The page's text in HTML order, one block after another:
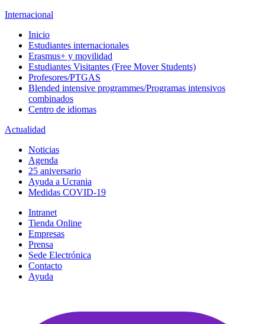
Internacional
Inicio
Estudiantes internacionales
Erasmus+ y movilidad
Estudiantes Visitantes (Free Mover Students)
Profesores/PTGAS
Blended intensive programmes/Programas intensivos
combinados
Centro de idiomas
Actualidad
Noticias
Agenda
25 aniversario
Ayuda a Ucrania
Medidas COVID-19
Intranet
Tienda Online
Empresas
Prensa
Sede Electrónica
Contacto
Ayuda